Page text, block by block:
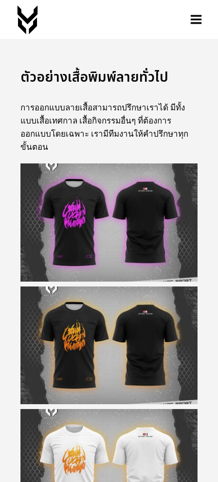
ตัวอย่างเสื้อพิมพ์ลายทั่วไป
การออกแบบลายเสื้อสามารถปรึกษาเราได้ มีทั้ง
แบบเสื้อเทศกาล เสื้อกิจกรรมอื่นๆ ที่ต้องการ
ออกแบบโดยเฉพาะ เรามีทีมงานให้คำปรึกษาทุก
ขั้นตอน